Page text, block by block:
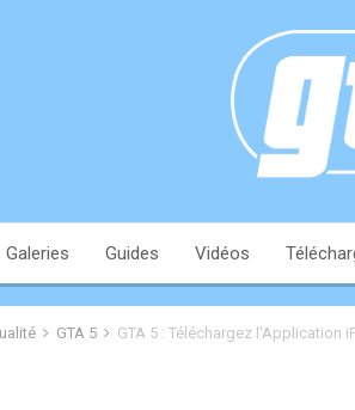
Galeries Guides Vidéos
GTA 5 GTA 5 : Téléchargez l'Application